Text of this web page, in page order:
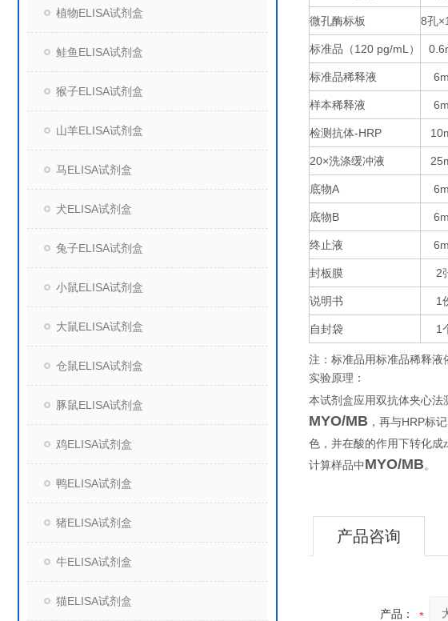
植物ELISA试剂盒
鲑鱼ELISA试剂盒
猴子ELISA试剂盒
山羊ELISA试剂盒
马ELISA试剂盒
犬ELISA试剂盒
兔子ELISA试剂盒
小鼠ELISA试剂盒
大鼠ELISA试剂盒
仓鼠ELISA试剂盒
豚鼠ELISA试剂盒
鸡ELISA试剂盒
鸭ELISA试剂盒
猪ELISA试剂盒
牛ELISA试剂盒
猫ELISA试剂盒
微孔酶标板 8孔
标准品（120 pg/mL ）
标准品稀释液
样本稀释液
检测抗体-HRP
20×洗涤缓冲液
底物A
底物B
终止液
封板膜 2
说明书 1
自封袋 1
注：标准品用标准品稀释液
实验原理：
本试剂盒应用双抗体夹心法
MYO/MB ，再与HRP标
色，并在酸的作用下转化成
计算样品中 MYO/MB。
产品咨询
产品：